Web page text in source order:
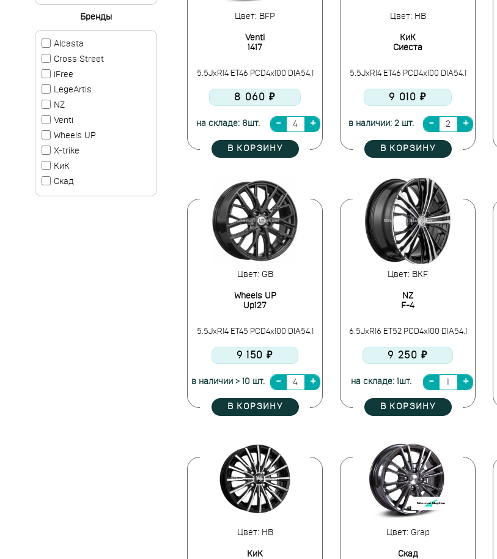
Цвет: BFP
Venti
1417
5.5JxR14 ET46 PCD4x100 DIA54.1
8 060 ₽
на складе: 8шт.
В КОРЗИНУ
Цвет: HB
КиК
Сиеста
5.5JxR14 ET46 PCD4x100 DIA54.1
9 010 ₽
в наличии: 2 шт.
В КОРЗИНУ
Цвет: GB
Wheels UP
Up127
5.5JxR14 ET45 PCD4x100 DIA54.1
9 150 ₽
в наличии > 10 шт.
В КОРЗИНУ
Цвет: BKF
NZ
F-4
6.5JxR16 ET52 PCD4x100 DIA54.1
9 250 ₽
на складе: 1шт.
В КОРЗИНУ
Цвет: HB
КиК
Цвет: Grap
Скад
Бренды
Alcasta
Cross Street
iFree
LegeArtis
NZ
Venti
Wheels UP
X-trike
КиК
Скад